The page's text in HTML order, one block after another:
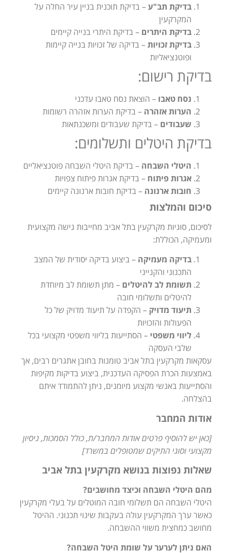
בדיקת תב"ע– בדיקת תוכנית בניין עיר החלה על
המקרקעין
בדיקת היתרים – בדיקת היתרי בנייה קיימים
בדיקת זכויות– בדיקה של זכויות בנייה קיימות
ופוטנציאליות
בדיקת רישום:
נסח טאבו – הוצאת נסח טאבו עדכני
הערות אזהרה – בדיקת הערות אזהרה רשומות
שעבודים – בדיקת שעבודים ומשכנתאות
בדיקת היטלים ותשלומים:
היטלי השבחה – בדיקת היטלי השבחה פוטנציאליים
אגרות פיתוח – בדיקת אגרות פיתוח צפויות
חובות ארנונה – בדיקת חובות ארנונה קיימים
סיכום והמלצות
לסיכום, סוגיות מקרקעין בתל אביב מחייבות גישה מקצועית
ומעמיקה, הכוללת:
בדיקה מעמיקה – ביצוע בדיקה יסודית של המצב
התכנוני והקנייני
תשומת לב להיטלים – מתן תשומת לב מיוחדת
להיטלים ותשלומי חובה
תיעוד מדויק – הקפדה על תיעוד מדויק של כל
הפעולות והזכויות
ליווי משפטי – הסתייעות בליווי משפטי מקצועי בכל
שלבי העסקה
עסקאות מקרקעין בתל אביב טומנות בחובן אתגרים רבים, אך
באמצעות הכרת הפסיקה העדכנית, ביצוע בדיקות מקיפות
והסתייעות באנשי מקצוע מיומנים, ניתן להתמודד איתם
בהצלחה.
אודות המחבר
[כאן יש להוסיף פרטים אודות המחבר/ת, כולל הסמכות, ניסיון
מקצועי וסוגי התיקים שמטופלים במשרד]
שאלות נפוצות בנושא מקרקעין בתל אביב
מהם היטלי השבחה וכיצד מחושבים?
היטלי השבחה הם תשלומי חובה המוטלים על בעלי מקרקעין
כאשר ערך המקרקעין עולה בעקבות שינוי תכנוני. ההיטל
מחושב כמחצית משווי ההשבחה.
האם ניתן לערער על שומת היטל השבחה?